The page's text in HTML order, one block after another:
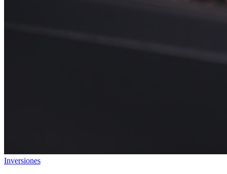
Inversiones